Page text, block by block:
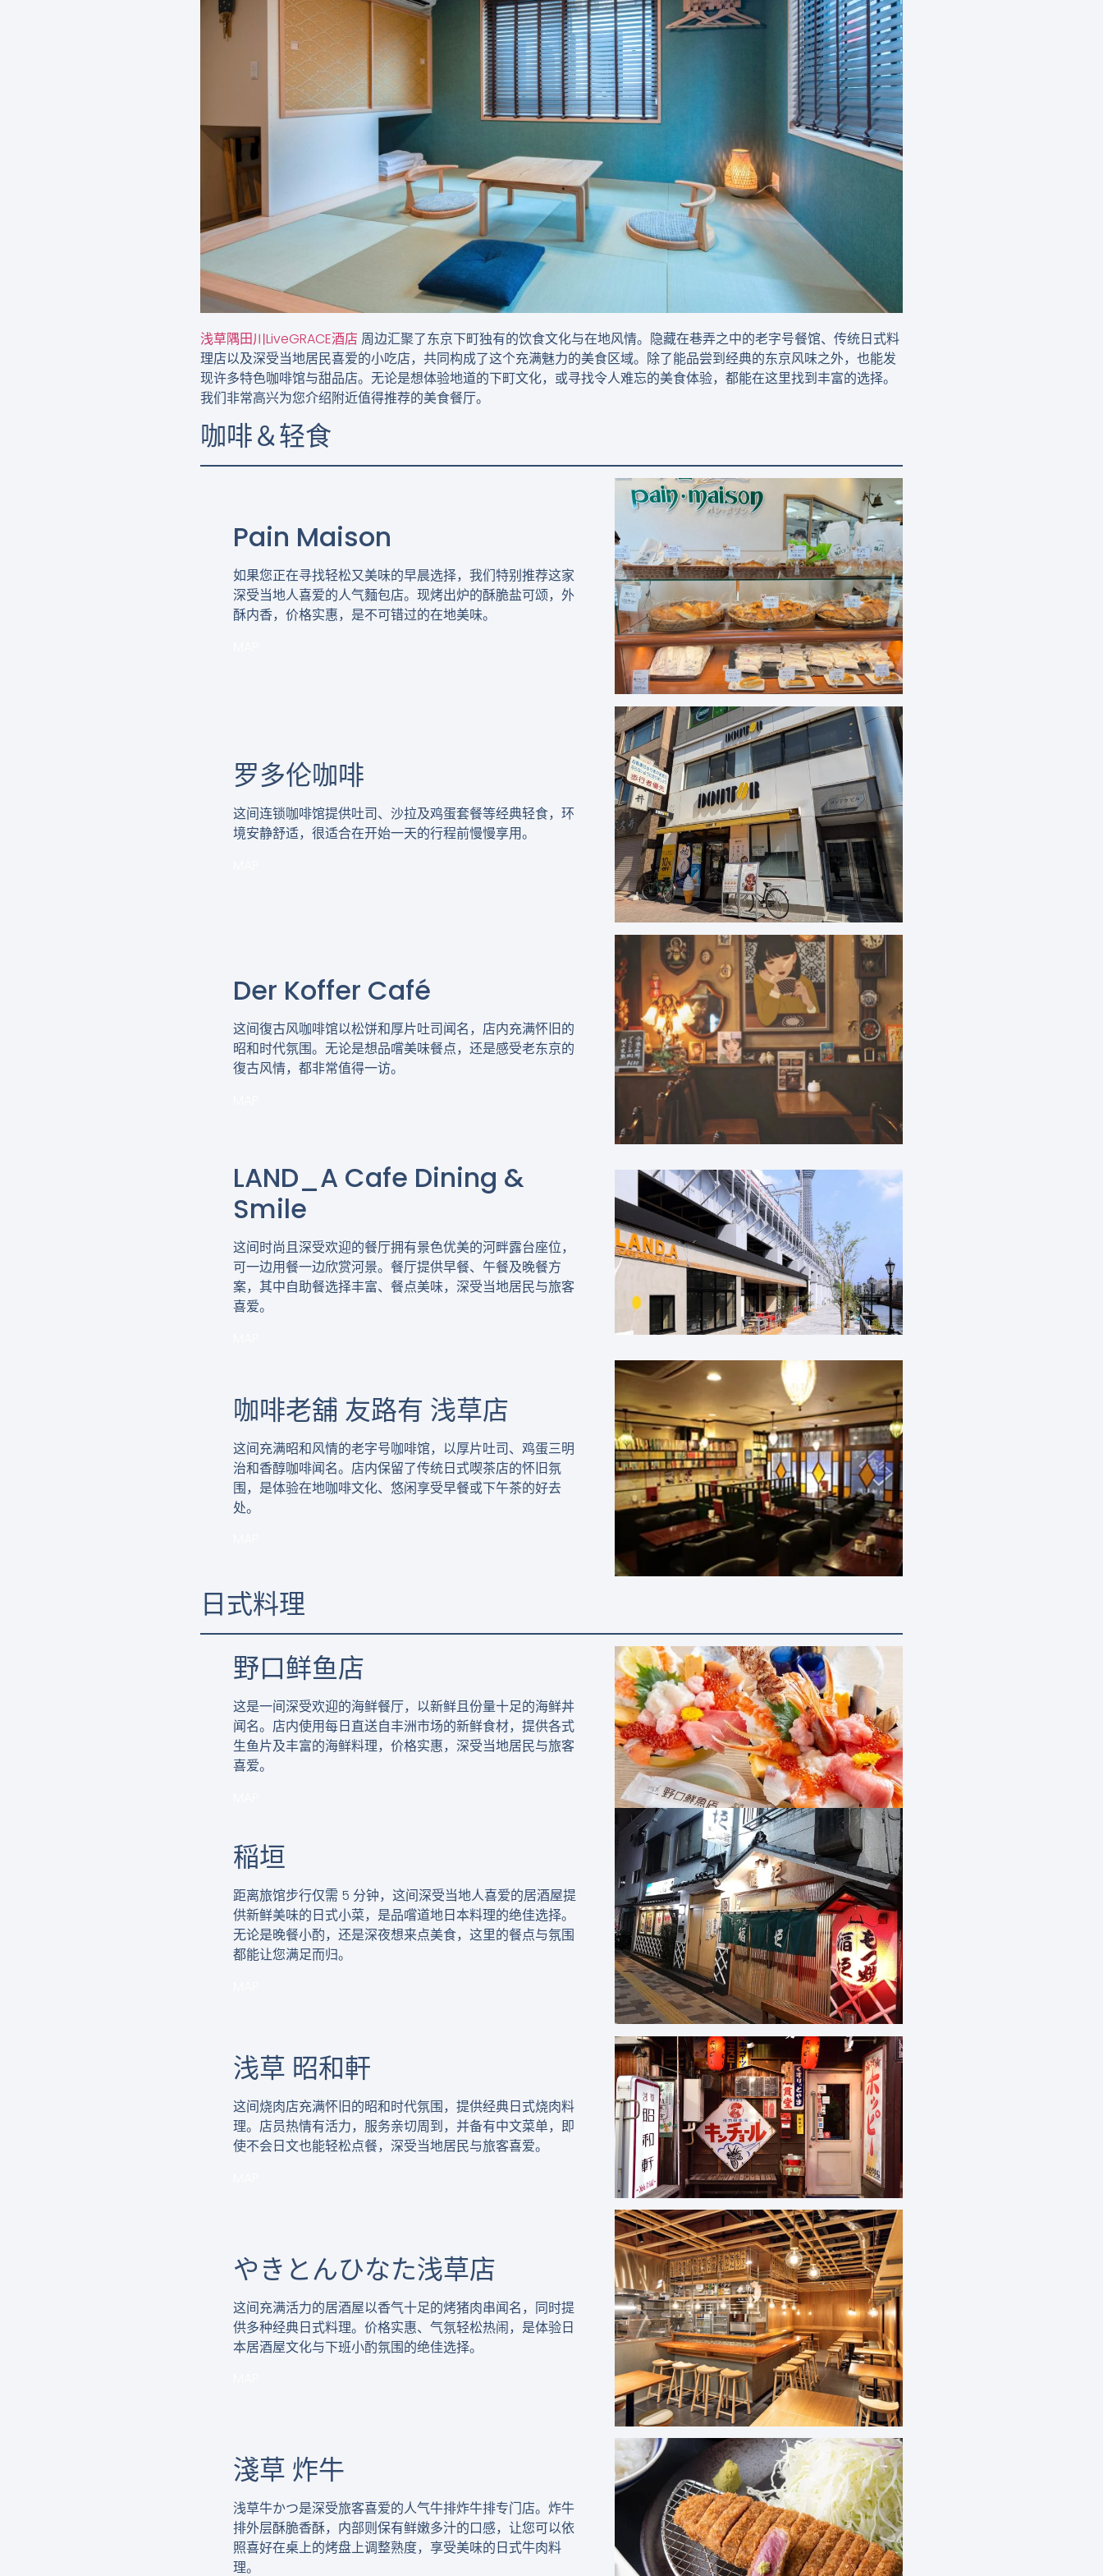
浅草隅田川LiveGRACE酒店 周边汇聚了东京下町独有的饮食文化与在地风情。隐藏在巷弄之中的老字号餐馆、传统日式料
理店以及深受当地居民喜爱的小吃店，共同构成了这个充满魅力的美食区域。除了能品尝到经典的东京风味之外，也能发
现许多特色咖啡馆与甜品店。无论是想体验地道的下町文化，或寻找令人难忘的美食体验，都能在这里找到丰富的选择。
我们非常高兴为您介绍附近值得推荐的美食餐厅。
咖啡＆轻食
Pain Maison
如果您正在寻找轻松又美味的早晨选择，我们特别推荐这家
深受当地人喜爱的人气麵包店。现烤出炉的酥脆盐可颂，外
酥内香，价格实惠，是不可错过的在地美味。
罗多伦咖啡
这间连锁咖啡馆提供吐司、沙拉及鸡蛋套餐等经典轻食，环
境安静舒适，很适合在开始一天的行程前慢慢享用。
Der Koffer Café
这间復古风咖啡馆以松饼和厚片吐司闻名，店内充满怀旧的
昭和时代氛围。无论是想品嚐美味餐点，还是感受老东京的
復古风情，都非常值得一访。
LAND_A Cafe Dining &
Smile
这间时尚且深受欢迎的餐厅拥有景色优美的河畔露台座位，
可一边用餐一边欣赏河景。餐厅提供早餐、午餐及晚餐方
案，其中自助餐选择丰富、餐点美味，深受当地居民与旅客
喜爱。
咖啡老舖 友路有 浅草店
这间充满昭和风情的老字号咖啡馆，以厚片吐司、鸡蛋三明
治和香醇咖啡闻名。店内保留了传统日式喫茶店的怀旧氛
围，是体验在地咖啡文化、悠闲享受早餐或下午茶的好去
处。
日式料理
野口鲜鱼店
这是一间深受欢迎的海鲜餐厅，以新鲜且份量十足的海鲜丼
闻名。店内使用每日直送自丰洲市场的新鲜食材，提供各式
生鱼片及丰富的海鲜料理，价格实惠，深受当地居民与旅客
喜爱。
稲垣
距离旅馆步行仅需 5 分钟，这间深受当地人喜爱的居酒屋提
供新鲜美味的日式小菜，是品嚐道地日本料理的绝佳选择。
无论是晚餐小酌，还是深夜想来点美食，这里的餐点与氛围
都能让您满足而归。
浅草 昭和軒
这间烧肉店充满怀旧的昭和时代氛围，提供经典日式烧肉料
理。店员热情有活力，服务亲切周到，并备有中文菜单，即
使不会日文也能轻松点餐，深受当地居民与旅客喜爱。
やきとんひなた浅草店
这间充满活力的居酒屋以香气十足的烤猪肉串闻名，同时提
供多种经典日式料理。价格实惠、气氛轻松热闹，是体验日
本居酒屋文化与下班小酌氛围的绝佳选择。
淺草 炸牛
浅草牛かつ是深受旅客喜爱的人气牛排炸牛排专门店。炸牛
排外层酥脆香酥，内部则保有鲜嫩多汁的口感，让您可以依
照喜好在桌上的烤盘上调整熟度，享受美味的日式牛肉料
理。